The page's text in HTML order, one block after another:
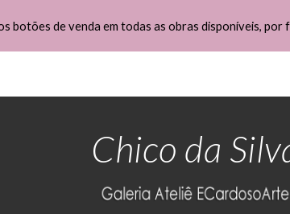
Skip to main content
botões de venda em todas as obras disponíveis, por
Chico da